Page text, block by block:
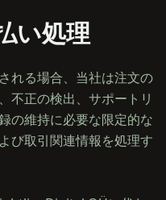
い処理
れる場合、当社は注文の
不正の検出、サポートリ
の維持に必要な限定的な
び取引関連情報を処理す